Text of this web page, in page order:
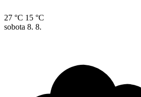
27 °C 15 °C
sobota 8. 8.